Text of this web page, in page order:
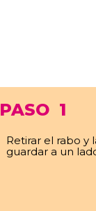
PASO 1
Retirar el rabo y
guardar a un